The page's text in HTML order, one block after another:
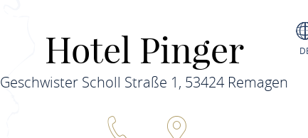
Hotel Pinger
Geschwister Scholl Straße 1, 53424 Remagen